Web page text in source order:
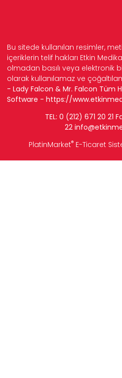
Bu sitede kullanılan resimler,
içeriklerin telif hakları Etkin
olmadan basılı veya elektronik
olarak kullanılamaz ve
- Lady Falcon & Mr. Falcon Tüm
Software - https://
TEL: 0 (212) 671 20 21
22 info
PlatinMarket® E-Ticaret